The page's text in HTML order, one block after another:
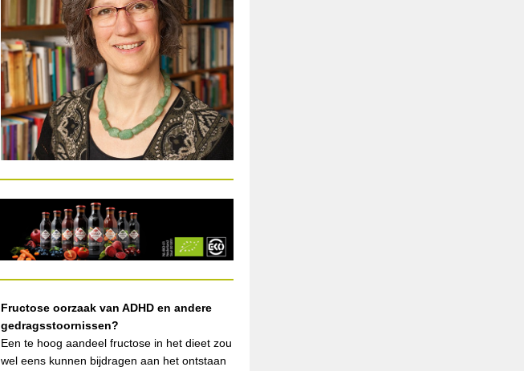
Fructose oorzaak van ADHD en andere
gedragsstoornissen?
Een te hoog aandeel fructose in het dieet zou
wel eens kunnen bijdragen aan het ontstaan